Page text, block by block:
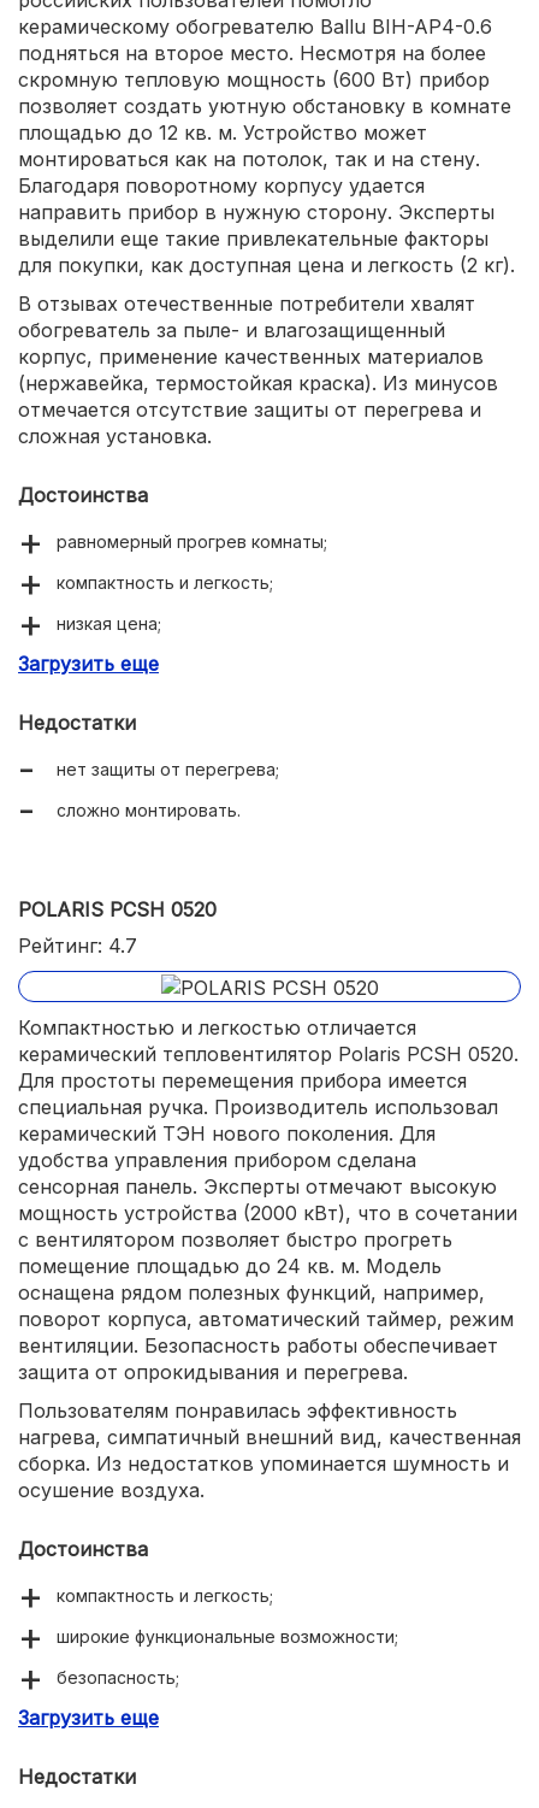
керамическому обогревателю Ballu BIH-AP4-0.6
подняться на второе место. Несмотря на более
скромную тепловую мощность (600 Вт) прибор
позволяет создать уютную обстановку в комнате
площадью до 12 кв. м. Устройство может
монтироваться как на потолок, так и на стену.
Благодаря поворотному корпусу удается
направить прибор в нужную сторону. Эксперты
выделили еще такие привлекательные факторы
для покупки, как доступная цена и легкость (2 кг).
В отзывах отечественные потребители хвалят
обогреватель за пыле- и влагозащищенный
корпус, применение качественных материалов
(нержавейка, термостойкая краска). Из минусов
отмечается отсутствие защиты от перегрева и
сложная установка.
Достоинства
равномерный прогрев комнаты;
компактность и легкость;
низкая цена;
универсальность монтажа.
Загрузить еще
Недостатки
нет защиты от перегрева;
сложно монтировать.
POLARIS PCSH 0520
Рейтинг: 4.7
Компактностью и легкостью отличается
керамический тепловентилятор Polaris PCSH 0520.
Для простоты перемещения прибора имеется
специальная ручка. Производитель использовал
керамический ТЭН нового поколения. Для
удобства управления прибором сделана
сенсорная панель. Эксперты отмечают высокую
мощность устройства (2000 кВт), что в сочетании
с вентилятором позволяет быстро прогреть
помещение площадью до 24 кв. м. Модель
оснащена рядом полезных функций, например,
поворот корпуса, автоматический таймер, режим
вентиляции. Безопасность работы обеспечивает
защита от опрокидывания и перегрева.
Пользователям понравилась эффективность
нагрева, симпатичный внешний вид, качественная
сборка. Из недостатков упоминается шумность и
осушение воздуха.
Достоинства
компактность и легкость;
широкие функциональные возможности;
безопасность;
качественная сборка.
Загрузить еще
Недостатки